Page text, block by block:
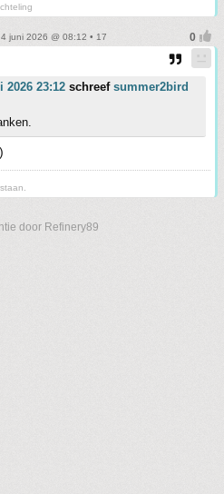
juni 2026 @ 08:12 • 17
2026 23:12 schreef summer2bird
door Refinery89